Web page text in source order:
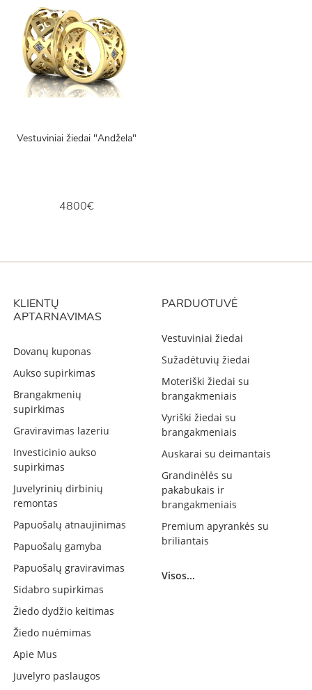
Vestuviniai žiedai "Andžela"
4800€
KLIENTŲ
APTARNAVIMAS
Dovanų kuponas
Aukso supirkimas
Brangakmenių
supirkimas
Graviravimas lazeriu
Investicinio aukso
supirkimas
Juvelyrinių dirbinių
remontas
Papuošalų atnaujinimas
Papuošalų gamyba
Papuošalų graviravimas
Sidabro supirkimas
Žiedo dydžio keitimas
Žiedo nuėmimas
Apie Mus
Juvelyro paslaugos
PARDUOTUVĖ
Vestuviniai žiedai
Sužadėtuvių žiedai
Moteriški žiedai su
brangakmeniais
Vyriški žiedai su
brangakmeniais
Auskarai su deimantais
Grandinėlės su
pakabukais ir
brangakmeniais
Premium apyrankės su
briliantais
Visos...